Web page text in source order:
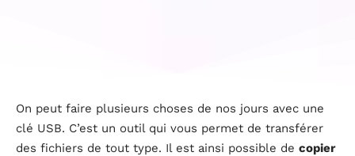
On peut faire plusieurs choses de nos jours avec une
clé USB. C’est un outil qui vous permet de transférer
des fichiers de tout type. Il est ainsi possible de copier